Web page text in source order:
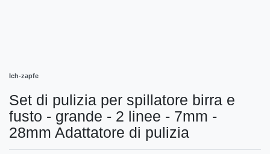
Ich-zapfe
Set di pulizia per spillatore birra e
fusto - grande - 2 linee - 7mm -
28mm Adattatore di pulizia